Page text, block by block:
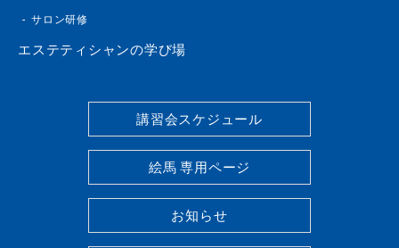
講習会スケジュール
絵馬 専用ページ
お知らせ
サロン研修
エステティシャンの学び場